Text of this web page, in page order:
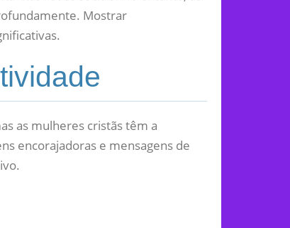
Mostrar
as mulheres cristãs têm a
encorajadoras e mensagens de